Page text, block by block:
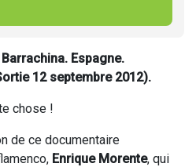
Espagne.
12 septembre 2012).
chose !
de ce documentaire
Enrique Morente, qui